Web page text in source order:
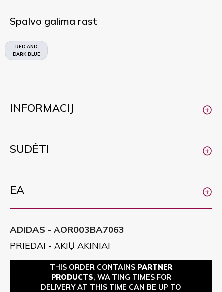
Spalvo galima rast
RED AND
DARK BLUE
INFORMACIJ
SUDĖTI
EA
ADIDAS - AOR003BA7063
PRIEDAI - AKIŲ AKINIAI
THIS ORDER CONTAINS PARTNER
PRODUCTS, WAITING TIMES FOR
DELIVERY AT THIS TIME CAN BE UP TO